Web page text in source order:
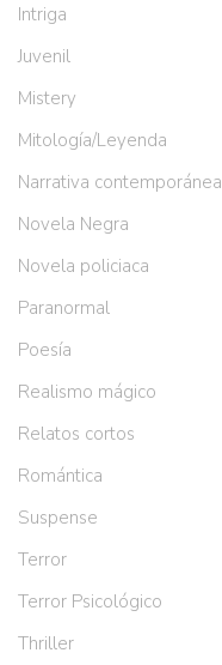
Intriga
Juvenil
Mistery
Mitología/Leyenda
Narrativa contemporánea
Novela Negra
Novela policiaca
Paranormal
Poesía
Realismo mágico
Relatos cortos
Romántica
Suspense
Terror
Terror Psicológico
Thriller